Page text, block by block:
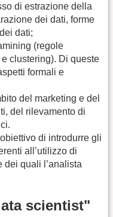
di estrazione della
dei dati, forme
dati;
(regole
clustering). Di queste
formali e
del marketing e del
del rilevamento di
di introdurre gli
all’utilizzo di
dei quali l’analista
scientist"